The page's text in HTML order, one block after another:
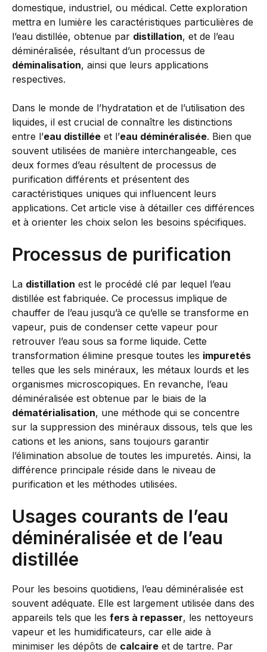
domestique, industriel, ou médical. Cette exploration
mettra en lumière les caractéristiques particulières de
l’eau distillée, obtenue par distillation, et de l’eau
déminéralisée, résultant d’un processus de
déminalisation, ainsi que leurs applications
respectives.
Dans le monde de l’hydratation et de l’utilisation des
liquides, il est crucial de connaître les distinctions
entre l’eau distillée et l’eau déminéralisée. Bien que
souvent utilisées de manière interchangeable, ces
deux formes d’eau résultent de processus de
purification différents et présentent des
caractéristiques uniques qui influencent leurs
applications. Cet article vise à détailler ces différences
et à orienter les choix selon les besoins spécifiques.
Processus de purification
La distillation est le procédé clé par lequel l’eau
distillée est fabriquée. Ce processus implique de
chauffer de l’eau jusqu’à ce qu’elle se transforme en
vapeur, puis de condenser cette vapeur pour
retrouver l’eau sous sa forme liquide. Cette
transformation élimine presque toutes les impuretés
telles que les sels minéraux, les métaux lourds et les
organismes microscopiques. En revanche, l’eau
déminéralisée est obtenue par le biais de la
dématérialisation, une méthode qui se concentre
sur la suppression des minéraux dissous, tels que les
cations et les anions, sans toujours garantir
l’élimination absolue de toutes les impuretés. Ainsi, la
différence principale réside dans le niveau de
purification et les méthodes utilisées.
Usages courants de l’eau
déminéralisée et de l’eau
distillée
Pour les besoins quotidiens, l’eau déminéralisée est
souvent adéquate. Elle est largement utilisée dans des
appareils tels que les fers à repasser, les nettoyeurs
vapeur et les humidificateurs, car elle aide à
minimiser les dépôts de calcaire et de tartre. Par